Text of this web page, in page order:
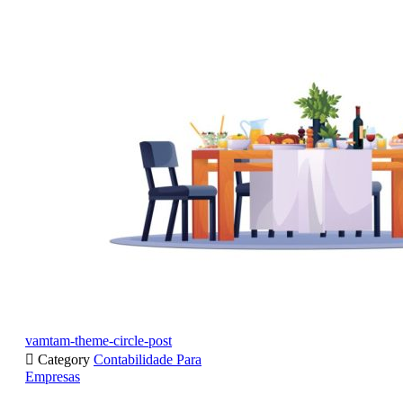
vamtam-theme-circle-post
 Category Contabilidade Para
Empresas